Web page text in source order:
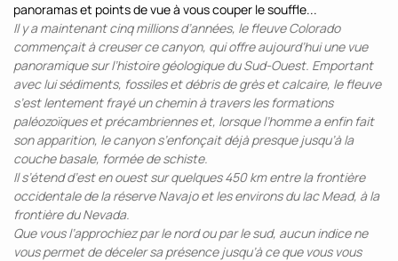
panoramas et points de vue à vous couper le souffle...
Il y a maintenant cinq millions d’années, le fleuve Colorado
commençait à creuser ce canyon, qui offre aujourd’hui une vue
panoramique sur l’histoire géologique du Sud-Ouest. Emportant
avec lui sédiments, fossiles et débris de grès et calcaire, le fleuve
s’est lentement frayé un chemin à travers les formations
paléozoïques et précambriennes et, lorsque l’homme a enfin fait
son apparition, le canyon s’enfonçait déjà presque jusqu’à la
couche basale, formée de schiste.
Il s’étend d’est en ouest sur quelques 450 km entre la frontière
occidentale de la réserve Navajo et les environs du lac Mead, à la
frontière du Nevada.
Que vous l’approchiez par le nord ou par le sud, aucun indice ne
vous permet de déceler sa présence jusqu’à ce que vous vous